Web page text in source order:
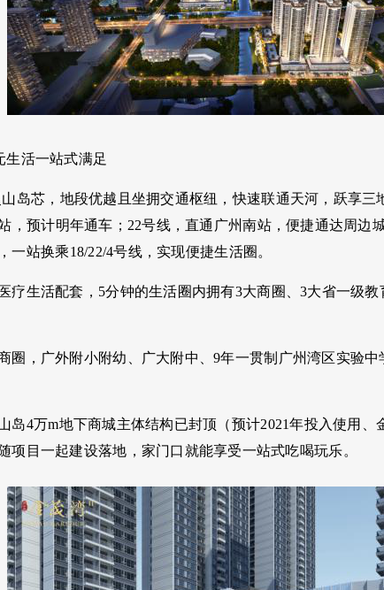
生活一站式满足
岛芯，地段优越且坐拥交通枢纽 ，快速联通天河，跃享三
，预计明年通车； 22号线，直通广州南站，便捷通达周边
一站换乘18/22/4号线，实现便捷生活圈 。
疗生活配套， 5分钟的生活圈内拥有3大商圈、3大省一级教
圈，广外附小附幼、广大附中、9年一贯制广州湾区实验
岛4万m地下商城主体结构已封顶（预计2021年投入使用、
项目一起建设落地，家门口就能享受一站式吃喝玩乐。